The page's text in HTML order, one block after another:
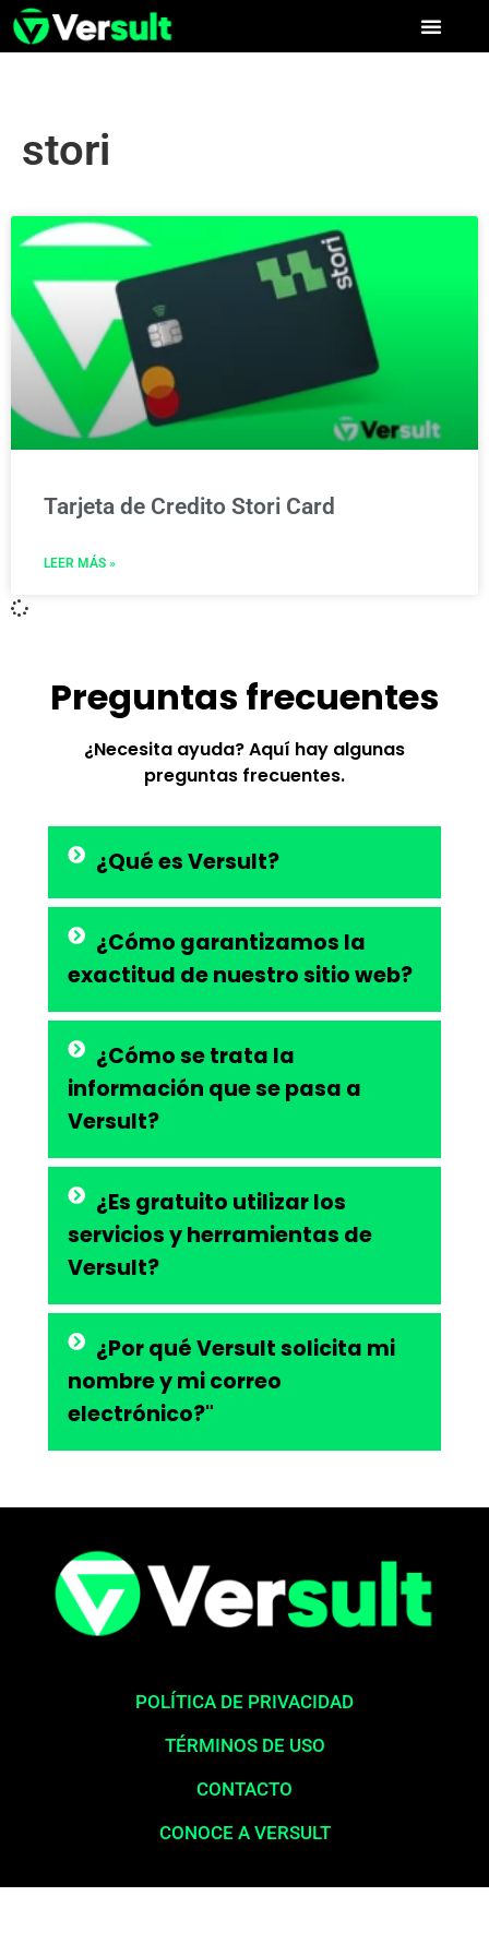
stori
Tarjeta de Credito Stori Card
LEER MÁS »
Preguntas frecuentes
¿Necesita ayuda? Aquí hay algunas
preguntas frecuentes.
¿Qué es Versult?
¿Cómo garantizamos la
exactitud de nuestro sitio web?
¿Cómo se trata la
información que se pasa a
Versult?
¿Es gratuito utilizar los
servicios y herramientas de
Versult?
¿Por qué Versult solicita mi
nombre y mi correo
electrónico?"
POLÍTICA DE PRIVACIDAD
TÉRMINOS DE USO
CONTACTO
CONOCE A VERSULT